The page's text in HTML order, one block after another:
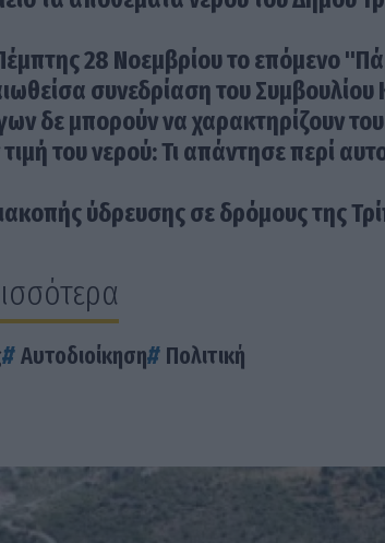
28 Νοεμβρίου το επόμενο
συνεδρίαση του Συμβουλίου
δε μπορούν να χαρακτηρίζουν
του νερού: Τι απάντησε περί
ύδρευσης σε δρόμους της
Αυτοδιοίκηση Πολιτική